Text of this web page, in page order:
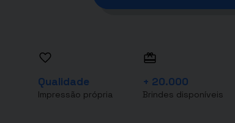
Qualidade
Impressão própria
+ 20.000
Brindes disponíveis